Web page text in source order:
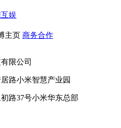
娱
主页 商务合作
限公司
路小米智慧产业园
路37号小米华东总部